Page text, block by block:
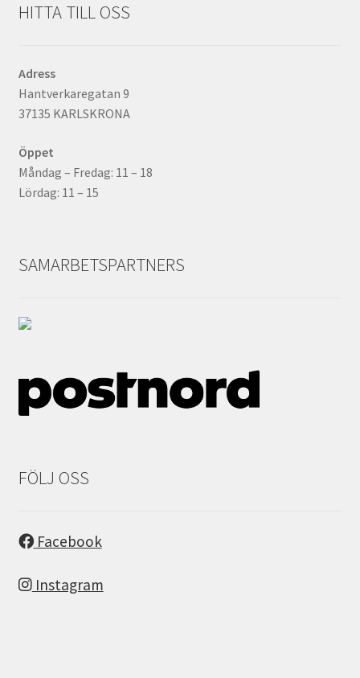
HITTA TILL OSS
Adress
Hantverkaregatan 9
37135 KARLSKRONA
Öppet
Måndag – Fredag: 11 – 18
Lördag: 11 – 15
SAMARBETSPARTNERS
FÖLJ OSS
Facebook
Instagram